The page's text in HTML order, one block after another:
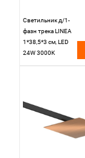
Светильник д/1-
фазн трека LINEA
1*38,5*3 см, LED
24W 3000K